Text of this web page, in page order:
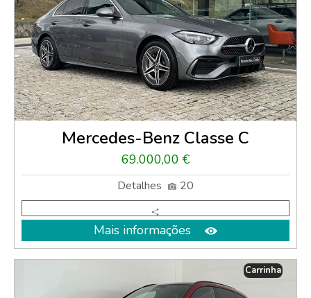
Mercedes-Benz Classe C
69.000,00 €
Detalhes 20
Mais informações
Carrinha